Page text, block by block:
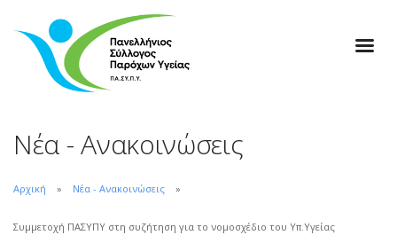
Νέα - Ανακοινώσεις
Αρχική Νέα - Ανακοινώσεις
Συμμετοχή ΠΑΣΥΠΥ στη συζήτηση για το νομοσχέδιο του Υπ.Υγείας